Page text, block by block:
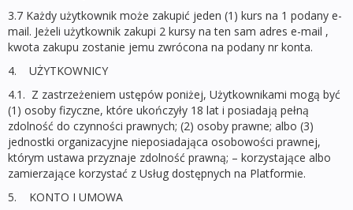
3.7 Każdy użytkownik może zakupić jeden (1) kurs na 1 podany e-
mail. Jeżeli użytkownik zakupi 2 kursy na ten sam adres e-mail ,
kwota zakupu zostanie jemu zwrócona na podany nr konta.
4. UŻYTKOWNICY
4.1. Z zastrzeżeniem ustępów poniżej, Użytkownikami mogą być
(1) osoby fizyczne, które ukończyły 18 lat i posiadają pełną
zdolność do czynności prawnych; (2) osoby prawne; albo (3)
jednostki organizacyjne nieposiadająca osobowości prawnej,
którym ustawa przyznaje zdolność prawną; – korzystające albo
zamierzające korzystać z Usług dostępnych na Platformie.
5. KONTO I UMOWA